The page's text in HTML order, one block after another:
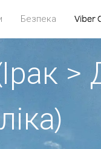
Безпека Viber
>